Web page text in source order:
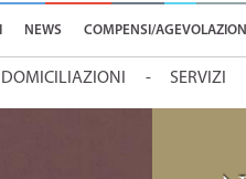
NEWS COMPENSI/AGEVOLAZIONI
DOMICILIAZIONI SERVIZI